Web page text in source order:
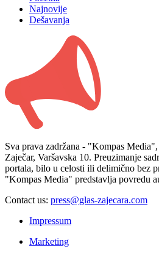
Najnovije
Dešavanja
Sva prava zadržana - "Kompas
Zaječar, Varšavska 10. Preuzimanje
portala, bilo u celosti ili delimično bez
"Kompas Media" predstavlja povredu
Contact us: press@glas-zajecara.com
Impressum
Marketing